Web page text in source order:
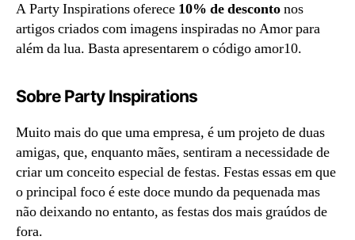
A Party Inspirations oferece 10% de descontonos
artigos criados com imagens inspiradas no Amor para
além da lua. Basta apresentarem o código amor10.
Sobre Party Inspirations
Muito mais do que uma empresa, é um projeto de duas
amigas, que, enquanto mães, sentiram a necessidade de
criar um conceito especial de festas. Festas essas em que
o principal foco é este doce mundo da pequenada mas
não deixando no entanto, as festas dos mais graúdos de
fora.